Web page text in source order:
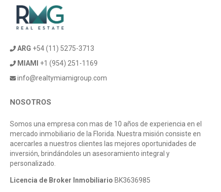
ARG +54 (11) 5275-3713
MIAMI
+1 (954) 251-1169
info@realtymiamigroup.com
NOSOTROS
Somos una empresa con mas de 10 años de experiencia en el
mercado inmobiliario de la Florida. Nuestra misión consiste en
acercarles a nuestros clientes las mejores oportunidades de
inversión, brindándoles un asesoramiento integral y
personalizado.
Licencia de Broker Inmobiliario BK3636985